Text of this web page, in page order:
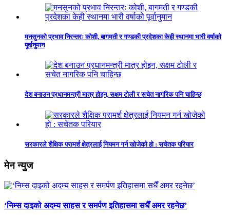
मनसुनको प्रभाव निरन्तरः कोशी, बागमती र गण्डकी प्रदेशका केही स्थानमा भारी वर्षाको
पूर्वानुमान
देश बनाउन प्रधानमन्त्री मात्र होइन, सक्षम टोली र सचेत नागरिक पनि चाहिन्छ
सरकारले शैक्षिक परामर्श क्षेत्रलाई नियमन गर्न खोजेको हो : सचेतक परियार
मेन न्युज
‘निम्स दाइको अदम्य साहस र समर्पण इतिहासमा सधैँ अमर रहनेछ’